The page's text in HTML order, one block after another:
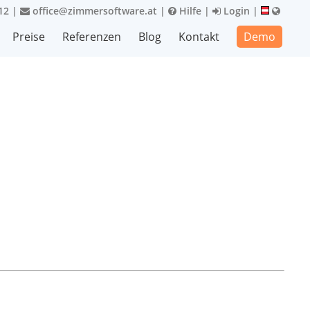
| office@zimmersoftware.at | Hilfe | Login |
Preise Referenzen Blog Kontakt Demo